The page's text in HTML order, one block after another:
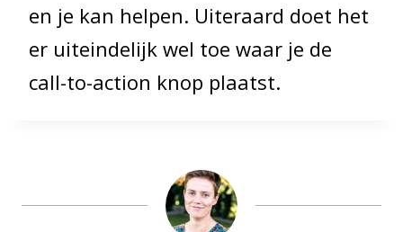
en je kan helpen. Uiteraard doet het
er uiteindelijk wel toe waar je de
call-to-action knop plaatst.